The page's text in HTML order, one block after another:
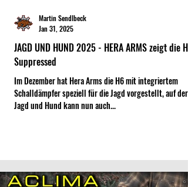
JAGD UND HUND 2025 - HERA ARMS zeigt die H6
Suppressed
Im Dezember hat Hera Arms die H6 mit integriertem
Schalldämpfer speziell für die Jagd vorgestellt, auf der
Jagd und Hund kann nun auch...
Martin Sendlbeck
Jan 31, 2025